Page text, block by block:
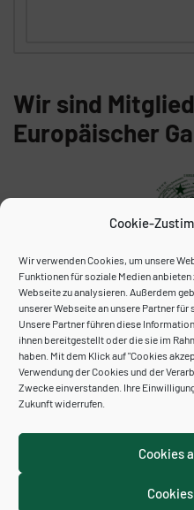
Cookie-
Wir verwenden Cookies, um unsere
Funktionen für soziale Medien
Webseite zu analysieren. Außerdem
unserer Webseite an unsere Partner für
Unsere Partner führen diese
ihnen bereitgestellt oder die sie im
haben. Mit dem Klick auf "Cookies
Verwendung der Cookies und der
Zwecke einverstanden. Ihre
Zukunft widerrufen.
Cookies
Wir sind
Europäischer
Unser Archiv:
Impressum